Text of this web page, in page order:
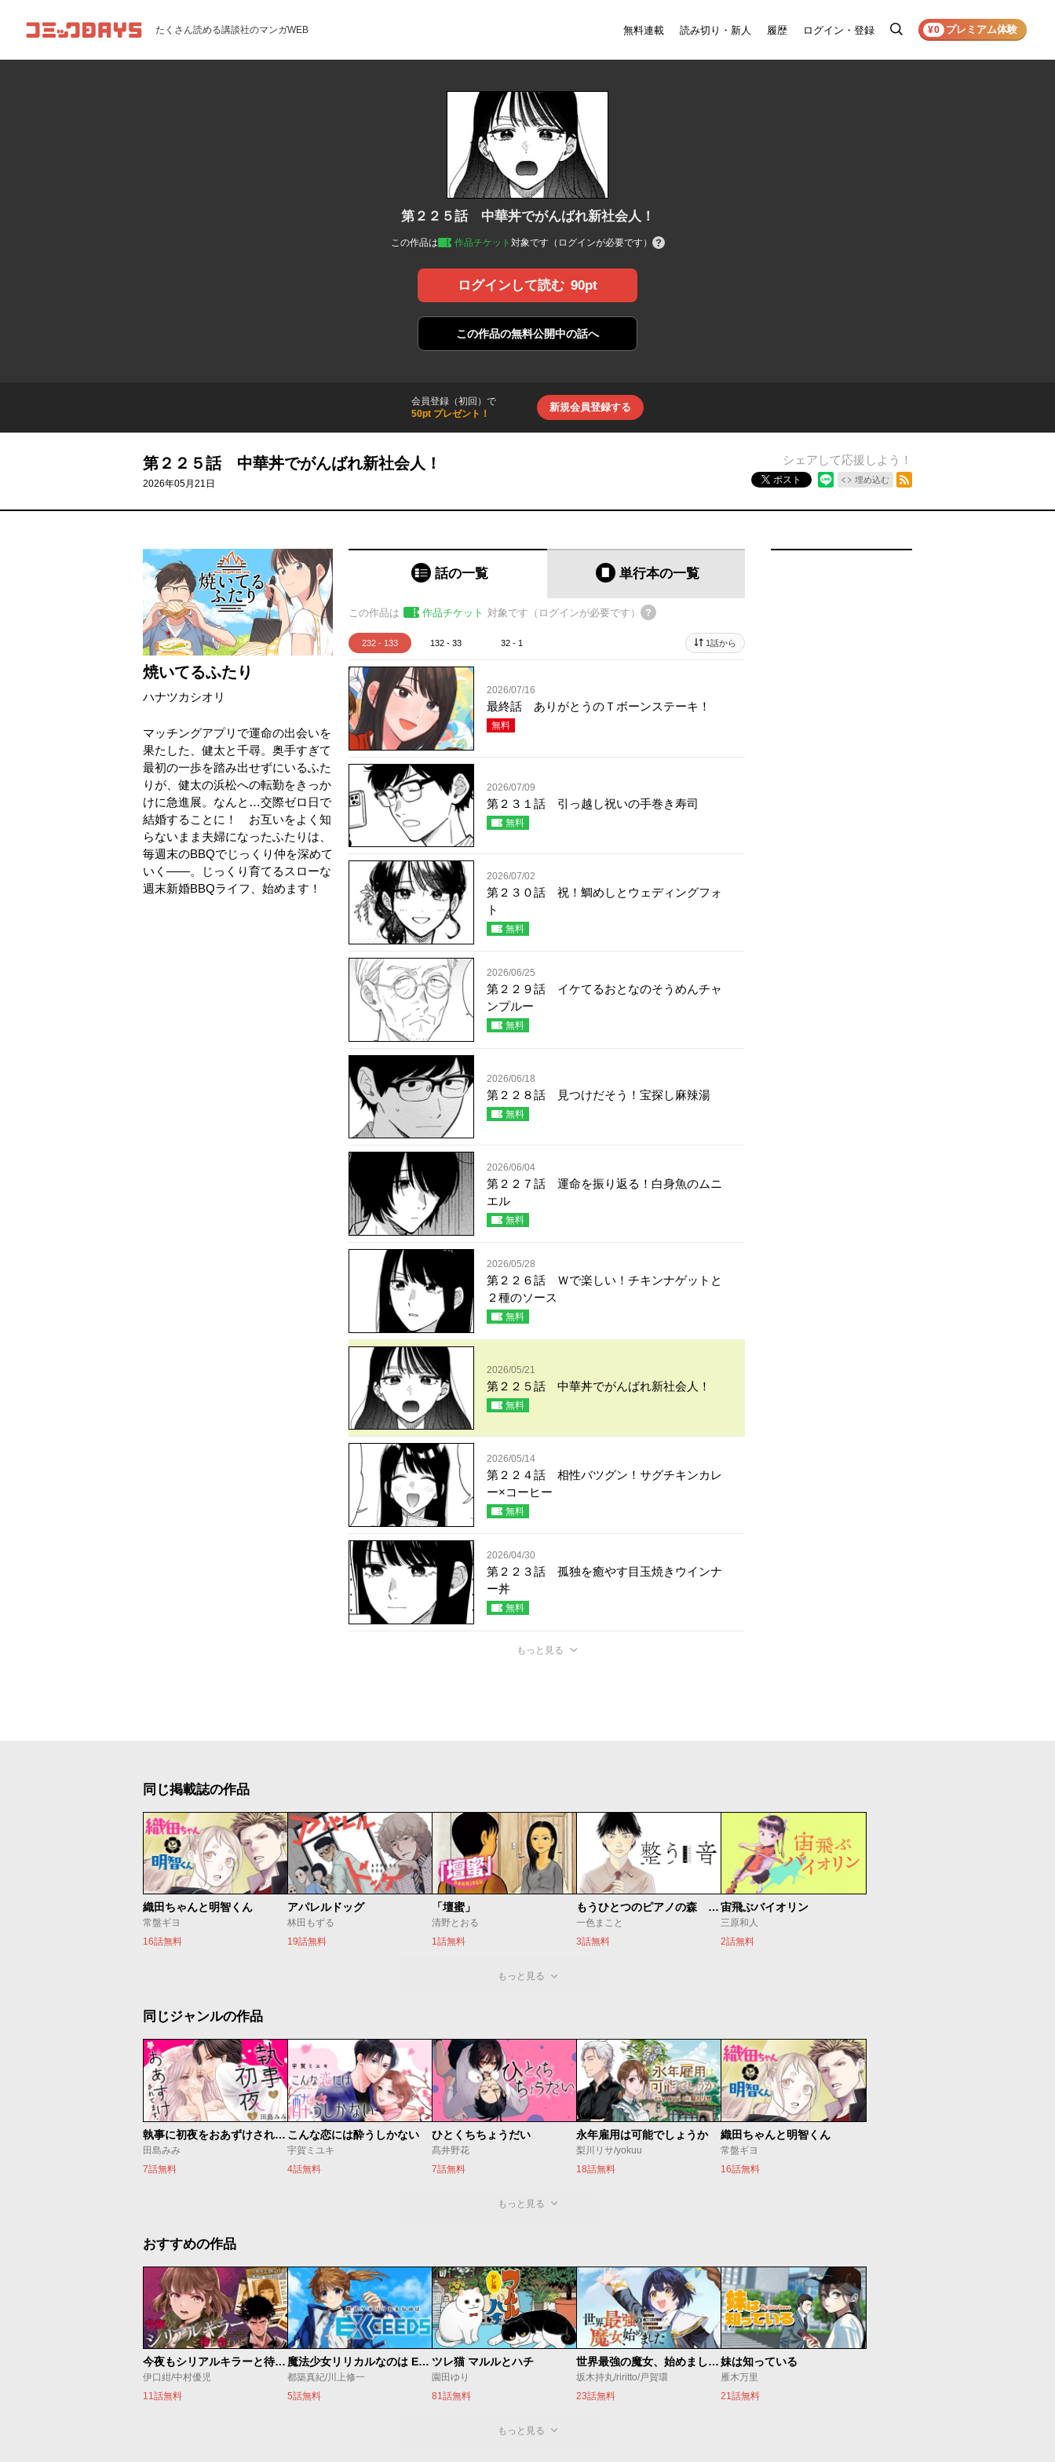
コミックDAYS たくさん読める講談社のマンガWEB 無料連載 読み切り・新人 履歴 ログイン・登録
検
¥0 プレミアム体験
第２２５話 中華丼でがんばれ新社会人！
この作品は 作品チケット 対象です（ログインが必要です）
ログインして読む 90pt
この作品の無料公開中の話へ
会員登録（初回）で
50pt プレゼント！
新規会員登録する
第２２５話 中華丼でがんばれ新社会人！
2026年05月21日
シェアして応援しよう！
ポスト 埋め込む
焼いてるふたり
ハナツカシオリ
マッチングアプリで運命の出会いを
果たした、健太と千尋。奥手すぎて
最初の一歩を踏み出せずにいるふた
りが、健太の浜松への転勤をきっか
けに急進展。なんと…交際ゼロ日で
結婚することに！ お互いをよく知
らないまま夫婦になったふたりは、
毎週末のBBQでじっくり仲を深めて
いく――。じっくり育てるスローな
週末新婚BBQライフ、始めます！
話の一覧 単行本の一覧
この作品は 作品チケット 対象です（ログインが必要です）
232 - 133 132 - 33 32 - 1 1話から
2026/07/16
最終話 ありがとうのＴボーンステーキ！
無料
2026/07/09
第２３１話 引っ越し祝いの手巻き寿司
無料
2026/07/02
第２３０話 祝！鯛めしとウェディングフォ
ト
無料
2026/06/25
第２２９話 イケてるおとなのそうめんチャ
ンプルー
無料
2026/06/18
第２２８話 見つけだそう！宝探し麻辣湯
無料
2026/06/04
第２２７話 運命を振り返る！白身魚のムニ
エル
無料
2026/05/28
第２２６話 Ｗで楽しい！チキンナゲットと
２種のソース
無料
2026/05/21
第２２５話 中華丼でがんばれ新社会人！
無料
2026/05/14
第２２４話 相性バツグン！サグチキンカレ
ー×コーヒー
無料
2026/04/30
第２２３話 孤独を癒やす目玉焼きウインナ
ー丼
無料
もっと見る
同じ掲載誌の作品
織田ちゃんと明智くん
常盤ギヨ
16話無料
アパレルドッグ
林田もずる
19話無料
「壇蜜」
清野とおる
1話無料
もうひとつのピアノの森 整う音
一色まこと
3話無料
宙飛ぶバイオリン
三原和人
2話無料
もっと見る
同じジャンルの作品
執事に初夜をおあずけされてます。
田島みみ
7話無料
こんな恋には酔うしかない
宇賀ミユキ
4話無料
ひとくちちょうだい
髙井野花
7話無料
永年雇用は可能でしょうか
梨川リサ/yokuu
18話無料
織田ちゃんと明智くん
常盤ギヨ
16話無料
もっと見る
おすすめの作品
今夜もシリアルキラーと待ち合わせ
伊口紺/中村優児
11話無料
魔法少女リリカルなのは EXCEEDS
都築真紀/川上修一
5話無料
ツレ猫 マルルとハチ
園田ゆり
81話無料
世界最強の魔女、始めました ～私だけ『攻略サイト』を見れる世界で自由に生きます～
坂木持丸/riritto/戸賀環
23話無料
妹は知っている
雁木万里
21話無料
もっと見る